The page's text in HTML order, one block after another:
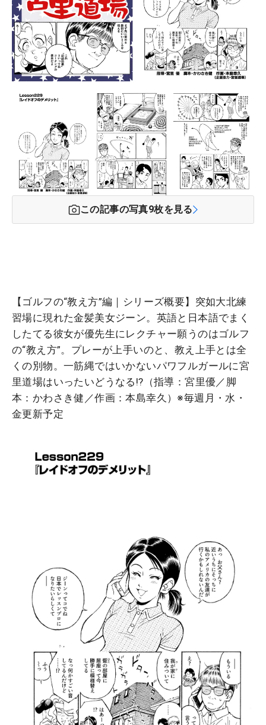
この記事の写真9枚を見る
【ゴルフの“教え方”編｜シリーズ概要】突如大北練
習場に現れた金髪美女ジーン。英語と日本語でまく
したてる彼女が優先生にレクチャー願うのはゴルフ
の“教え方”。プレーが上手いのと、教え上手とは全
くの別物。一筋縄ではいかないパワフルガールに宮
里道場はいったいどうなる!?（指導：宮里優／脚
本：かわさき健／作画：本島幸久）※毎週月・水・
金更新予定